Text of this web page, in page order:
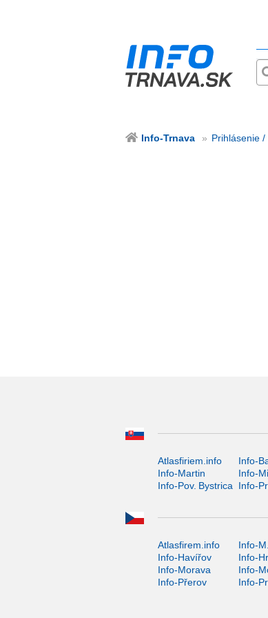
Info-Trnava Prihlásenie
Atlasfiriem.info Info-
Info-Martin
Info-
Info-Pov. Bystrica
Info-
Atlasfirem.info Info-
Info-Havířov
Info-
Info-Morava
Info-
Info-Přerov
Info-